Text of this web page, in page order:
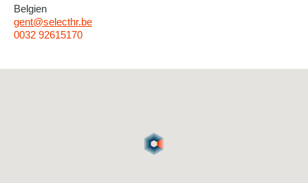
Belgien
gent@selecthr.be
0032 92615170